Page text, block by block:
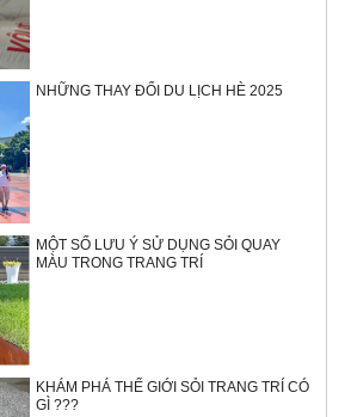
NHỮNG THAY ĐỔI DU LỊCH HÈ 2025
MỘT SỐ LƯU Ý SỬ DỤNG SỎI QUAY
MÀU TRONG TRANG TRÍ
KHÁM PHÁ THẾ GIỚI SỎI TRANG TRÍ CÓ
GÌ ???